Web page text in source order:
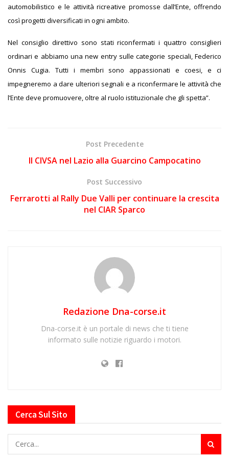
automobilistico e le attività ricreative promosse dall’Ente, offrendo
così progetti diversificati in ogni ambito.
Nel consiglio direttivo sono stati riconfermati i quattro consiglieri
ordinari e abbiamo una new entry sulle categorie speciali, Federico
Onnis Cugia. Tutti i membri sono appassionati e coesi, e ci
impegneremo a dare ulteriori segnali e a riconfermare le attività che
l’Ente deve promuovere, oltre al ruolo istituzionale che gli spetta”.
Post Precedente
Il CIVSA nel Lazio alla Guarcino Campocatino
Post Successivo
Ferrarotti al Rally Due Valli per continuare la crescita
nel CIAR Sparco
Redazione Dna-corse.it
Dna-corse.it è un portale di news che ti tiene
informato sulle notizie riguardo i motori.
Cerca Sul Sito